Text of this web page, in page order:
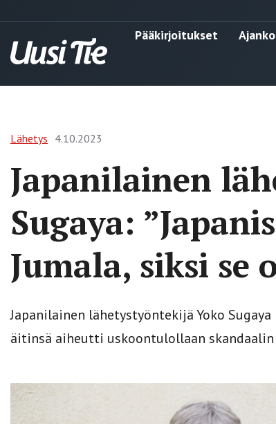
Pääkirjoitukset
Lähetys 4.10.2023
Japanilainen
Sugaya:
Jumala, siksi se
Japanilainen lähetystyöntekijä Yoko
äitinsä aiheutti uskoontulollaan skandaalin